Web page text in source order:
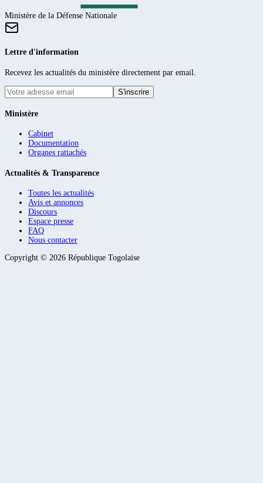
Ministère de la Défense Nationale
Lettre d'information
Recevez les actualités du ministère directement par email.
S'inscrire
Ministère
Cabinet
Documentation
Organes rattachés
Actualités & Transparence
Toutes les actualités
Avis et annonces
Discours
Espace presse
FAQ
Nous contacter
Copyright © 2026 République Togolaise